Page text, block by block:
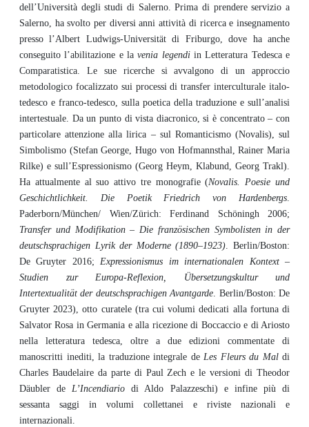
dell’Università degli studi di Salerno.Prima di prendere servizio a
Salerno, ha svolto per diversi anni attività di ricerca e insegnamento
presso l’Albert Ludwigs-Universität di Friburgo, dove ha anche
conseguito l’abilitazione e lavenia legendiin Letteratura Tedesca e
Comparatistica. Le sue ricerche si avvalgono di un approccio
metodologico focalizzato sui processi di transfer interculturale italo-
tedesco e franco-tedesco, sulla poetica della traduzione e sull’analisi
intertestuale. Da un punto di vista diacronico, si è concentrato – con
particolare attenzione alla lirica – sul Romanticismo (Novalis), sul
Simbolismo (Stefan George, Hugo von Hofmannsthal, Rainer Maria
Rilke) e sull’Espressionismo (Georg Heym, Klabund, Georg Trakl).
Ha attualmente al suo attivo tre monografie (Novalis. Poesie und
Geschichtlichkeit. Die Poetik Friedrich von Hardenbergs.
Paderborn/München/ Wien/Zürich: Ferdinand Schöningh 2006;
Transfer und Modifikation – Die französischen Symbolisten in der
deutschsprachigen Lyrik der Moderne (1890–1923). Berlin/Boston:
De Gruyter 2016;Expressionismus im internationalen Kontext –
Studien zur Europa-Reflexion, Übersetzungskultur und
Intertextualität der deutschsprachigen Avantgarde. Berlin/Boston: De
Gruyter 2023), otto curatele (tra cui volumi dedicati alla fortuna di
Salvator Rosa in Germania e alla ricezione di Boccaccio e di Ariosto
nella letteratura tedesca, oltre a due edizioni commentate di
manoscritti inediti, la traduzione integrale de Les Fleurs du Maldi
Charles Baudelaire da parte di Paul Zech e le versioni di Theodor
Däubler deL’Incendiario di Aldo Palazzeschi) e infine più di
sessanta saggi in volumi collettanei e riviste nazionali e
internazionali.